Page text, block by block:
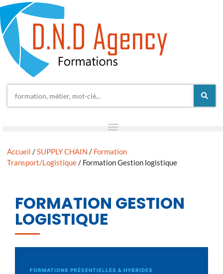
Accueil /SUPPLY CHAIN / Formation
Transport/Logistique/ Formation Gestion logistique
FORMATION GESTION
LOGISTIQUE
FORMATIONS PRÉSENTIELLES & HYBRIDES